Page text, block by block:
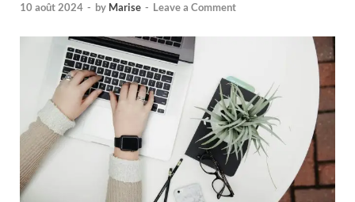
10 août 2024 - by Marise - Leave a Comment